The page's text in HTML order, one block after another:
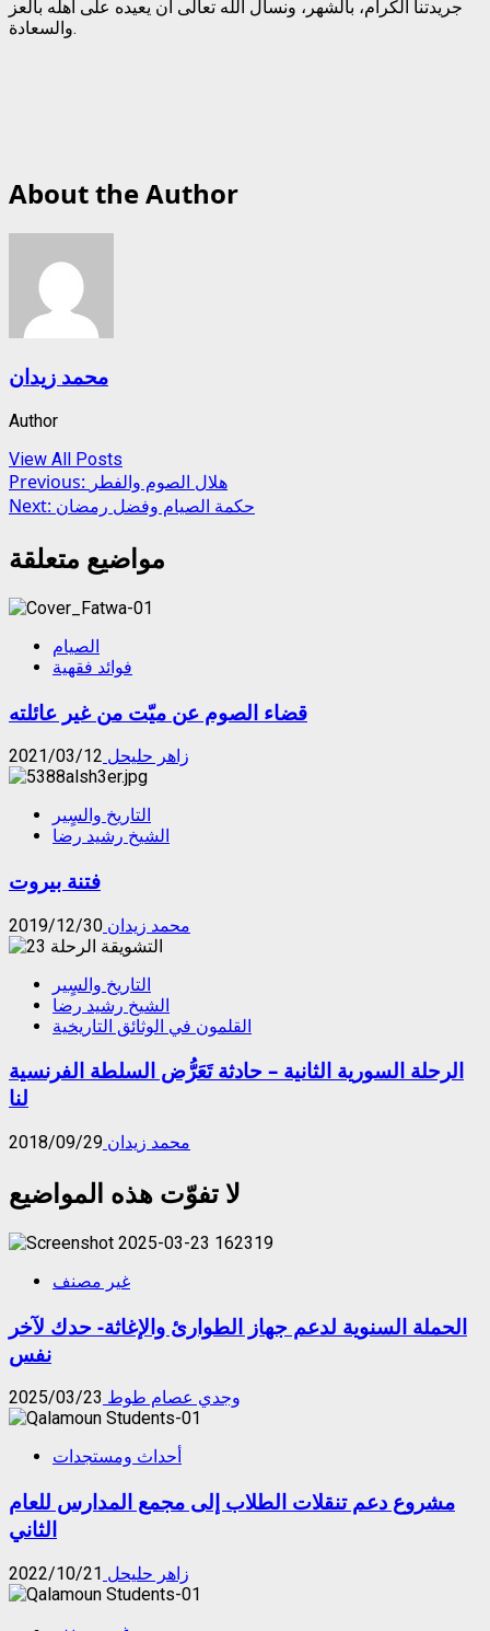
جريدتنا الكرام، بالشهر، ونسأل الله تعالى أن يعيده على أهله بالعز
والسعادة.
About the Author
محمد زيدان
Author
View All Posts
Post
navigation
Previous: هلال الصوم والفطر
Next: حكمة الصيام وفضل رمضان
مواضيع متعلقة
الصيام
فوائد فقهية
قضاء الصوم عن ميّت من غير عائلته
زاهر حليحل 2021/03/12
التاريخ والسٍير
الشيخ رشيد رضا
فتنة بيروت
محمد زيدان 2019/12/30
التاريخ والسٍير
الشيخ رشيد رضا
القلمون في الوثائق التاريخية
الرحلة السورية الثانية – حادثة تَعَرُّض السلطة الفرنسية
لنا
محمد زيدان 2018/09/29
لا تفوّت هذه المواضيع
غير مصنف
الحملة السنوية لدعم جهاز الطوارئ والإغاثة- حدك لآخر
نفس
وجدي عصام طوط 2025/03/23
أحداث ومستجدات
مشروع دعم تنقلات الطلاب إلى مجمع المدارس للعام
الثاني
زاهر حليحل 2022/10/21